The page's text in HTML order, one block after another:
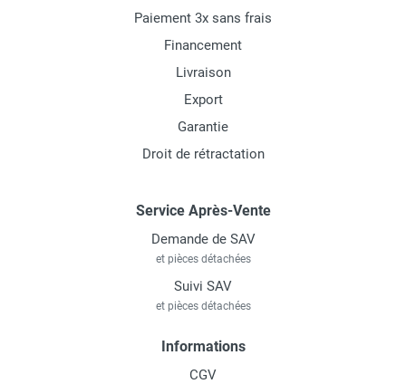
Paiement 3x sans frais
Financement
Livraison
Export
Garantie
Droit de rétractation
Service Après-Vente
Demande de SAV
et pièces détachées
Suivi SAV
et pièces détachées
Informations
CGV